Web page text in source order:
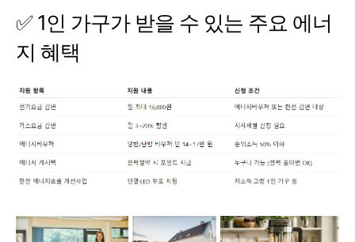
✅ 1인 가구가 받을 수 있는 주요 에너
지 혜택